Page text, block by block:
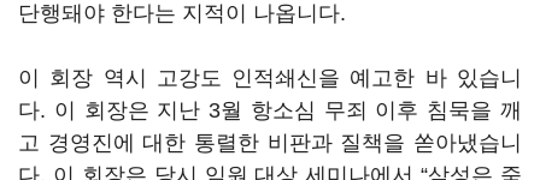
단행돼야 한다는 지적이 나옵니다.
이 회장 역시 고강도 인적쇄신을 예고한 바 있습니
다. 이 회장은 지난 3월 항소심 무죄 이후 침묵을 깨
고 경영진에 대한 통렬한 비판과 질책을 쏟아냈습니
다. 이 회장은 당시 임원 대상 세미나에서“삼성은 죽